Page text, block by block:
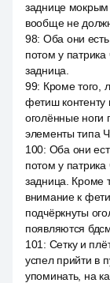
заднице мокрым
вообще не
98: Оба они
потом у
задница.
99: Кроме того,
фетиш контенту
оголённые ноги
элементы типа
100: Оба они
потом у
задница. Кроме
внимание к
подчёркнуты
появляются
101 : Сетку и
успел прийти в
упоминать, на